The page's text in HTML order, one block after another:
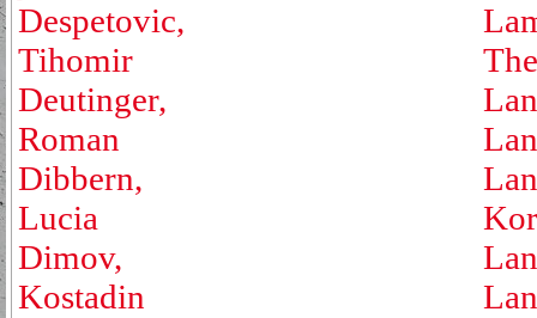
Despetovic,
Tihomir
Deutinger,
Roman
Dibbern,
Lucia
Dimov,
Kostadin